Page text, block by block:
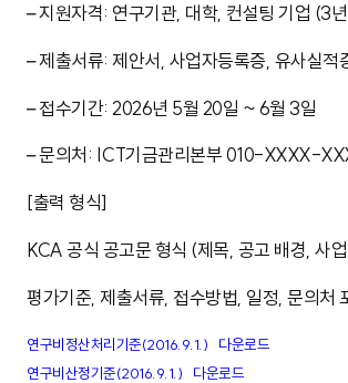
– 지원자격: 연구기관, 대학, 컨설팅 기업 (3
– 제출서류: 제안서, 사업자등록증, 유사실적
– 접수기간: 2026년 5월 20일 ~ 6월 3일
– 문의처: ICT기금관리본부 010-XXXX-
[출력 형식]
KCA 공식 공고문 형식 (제목, 공고 배경, 사
평가기준, 제출서류, 접수방법, 일정, 문의처
연구비정산처리기준(2016.9.1.)
다운로드
연구비산정기준(2016.9.1.)
다운로드